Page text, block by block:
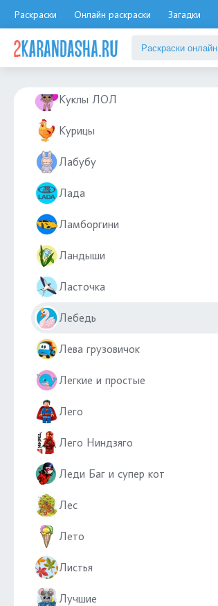
Раскраски Онлайн раскраски Загадки
Кузнечики
Куклы ЛОЛ
Курицы
Лабубу
Лада
Ламборгини
Ландыши
Ласточка
Лебедь
Лева грузовичок
Легкие и простые
Лего
Лего Ниндзяго
Леди Баг и супер кот
Лес
Лето
Листья
Лучшие